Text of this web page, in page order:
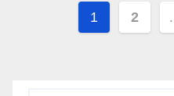
Posts
1 2